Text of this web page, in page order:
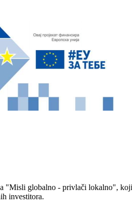
"Misli globalno - privlači lokalno",
investitora.